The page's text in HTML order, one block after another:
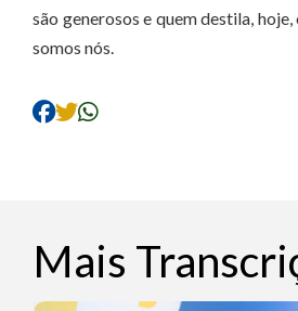
são generosos e quem destila,
somos nós.
Mais